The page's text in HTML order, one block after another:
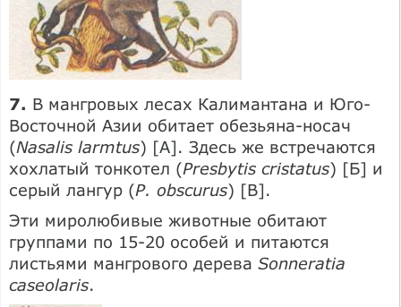
7. В мангровых лесах Калимантана и Юго-
Восточной Азии обитает обезьяна-носач
(Nasalis larmtus) [А]. Здесь же встречаются
хохлатый тонкотел (Presbytis cristatus) [Б] и
серый лангур (Р. obscurus) [В].
Эти миролюбивые животные обитают
группами по 15-20 особей и питаются
листьями мангрового дерева Sonneratia
caseolaris.